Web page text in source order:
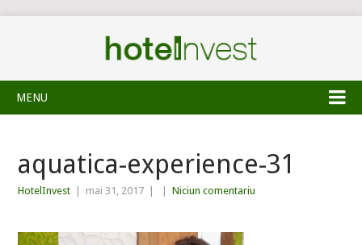
MENU
aquatica-experience-31
HotelInvest mai 31, 2017 Niciun comentariu